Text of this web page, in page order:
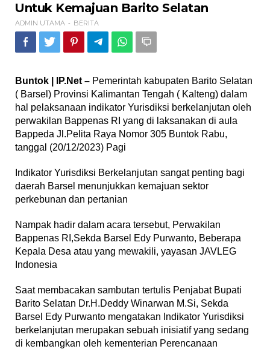
Selatan
Untuk Kemajuan Barito Selatan
ADMIN UTAMA - BERITA
Buntok | IP.Net – Pemerintah kabupaten Barito Selatan
( Barsel) Provinsi Kalimantan Tengah ( Kalteng) dalam
hal pelaksanaan indikator Yurisdiksi berkelanjutan oleh
perwakilan Bappenas RI yang di laksanakan di aula
Bappeda Jl.Pelita Raya Nomor 305 Buntok Rabu,
tanggal (20/12/2023) Pagi
Indikator Yurisdiksi Berkelanjutan sangat penting bagi
daerah Barsel menunjukkan kemajuan sektor
perkebunan dan pertanian
Nampak hadir dalam acara tersebut, Perwakilan
Bappenas RI,Sekda Barsel Edy Purwanto, Beberapa
Kepala Desa atau yang mewakili, yayasan JAVLEG
Indonesia
Saat membacakan sambutan tertulis Penjabat Bupati
Barito Selatan Dr.H.Deddy Winarwan M.Si, Sekda
Barsel Edy Purwanto mengatakan Indikator Yurisdiksi
berkelanjutan merupakan sebuah inisiatif yang sedang
di kembangkan oleh kementerian Perencanaan